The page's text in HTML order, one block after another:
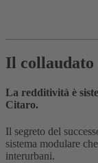
Il collaudato
La redditività è
Citaro.
Il segreto del
sistema modulare
interurbani.